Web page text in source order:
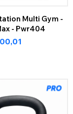
Multi Gym -
- Pwr404